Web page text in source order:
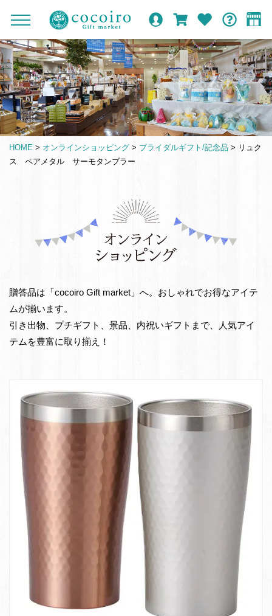
c
o
c
o
i
r
o
G
i
ま
で
ス
キ
ッ
プ
す
る
ロ
グ
イ
ン
カ
ー
ト
お
気
に
入
り
ガ
イ
ド
オ
ン
ラ
イ
ン
シ
ョ
ッ
プ
メ
ン
ナ
ビ
ゲ
ー
シ
ョ
ン
メ
ニ
ュ
ー
を
開
閉
HOME > オンラインショッピング > ブライダルギフト/記念品 > リュク
ス ペアメタル サーモタンブラー
物・
返
贈答品は「cocoiro Gift market」へ。おしゃれでお得なアイテ
ムが揃います。
引き出物、プチギフト、景品、内祝いギフトまで、人気アイ
テムを豊富に取り揃え！